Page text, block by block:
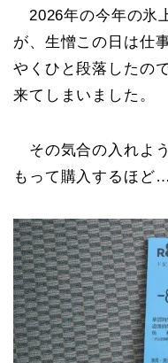
2026年の今年の氷
が、生憎この日は仕
やくひと段落したの
来てしまいました。
その気合の入れよ
もって購入するほど